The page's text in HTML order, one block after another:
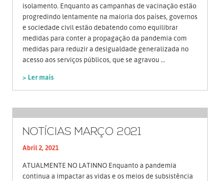
isolamento. Enquanto as campanhas de vacinação estão
progredindo lentamente na maioria dos países, governos
e sociedade civil estão debatendo como equilibrar
medidas para conter a propagação da pandemia com
medidas para reduzir a desigualdade generalizada no
acesso aos serviços públicos, que se agravou ...
> Ler mais
NOTÍCIAS MARÇO 2021
Abril 2, 2021
ATUALMENTE NO LATINNO Enquanto a pandemia
continua a impactar as vidas e os meios de subsistência